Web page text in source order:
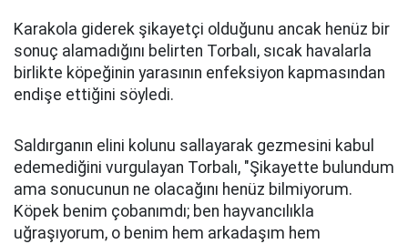
Karakola giderek şikayetçi olduğunu ancak henüz bir
sonuç alamadığını belirten Torbalı, sıcak havalarla
birlikte köpeğinin yarasının enfeksiyon kapmasından
endişe ettiğini söyledi.
Saldırganın elini kolunu sallayarak gezmesini kabul
edemediğini vurgulayan Torbalı, "Şikayette bulundum
ama sonucunun ne olacağını henüz bilmiyorum.
Köpek benim çobanımdı; ben hayvancılıkla
uğraşıyorum, o benim hem arkadaşım hem